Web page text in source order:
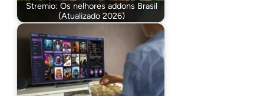
Stremio: Os nelhores addons Brasil
(Atualizado 2026)